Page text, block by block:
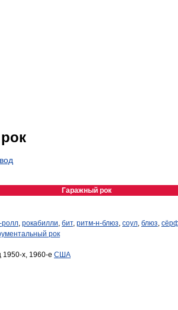
Гаражный рок
ролл, рокабилли, бит, ритм-н-блюз, соул, блюз,
рок
1950-х, 1960-е США